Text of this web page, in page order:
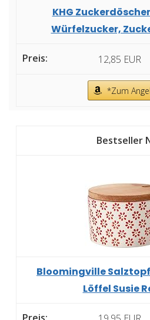
KHG
Würfelzucker,
12,85 EUR
*Zum
Bloomingville
Löffel Susie